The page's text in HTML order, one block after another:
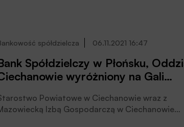
spółdzielcza 06.11.2021 16:47
Spółdzielczy w Płońsku,
wyróżniony na Gali
Powiatowe w Ciechanowie wraz z
Izbą Gospodarczą w Ciechanowie